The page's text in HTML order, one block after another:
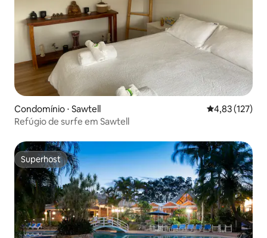
Condomínio ⋅ Sawtell 4,83 de uma
4,83 (127)
Refúgio de surfe em Sawtell
Superhost
Superhost